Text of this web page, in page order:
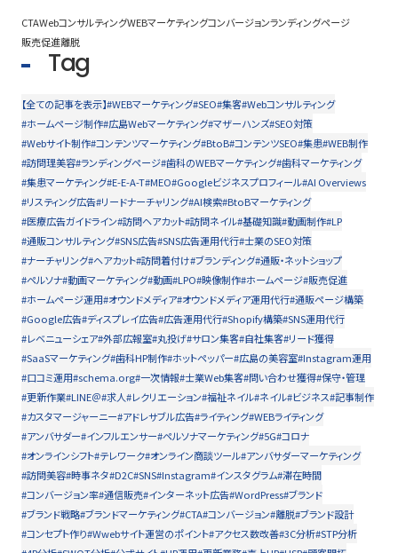
CTAWebコンサルティングWEBマーケティングコンバージョンランディングページ
販売促進離脱
Tag
【全ての記事を表示】#WEBマーケティング#SEO#集客#Webコンサルティング
#ホームページ制作#広島Webマーケティング#マザーハンズ#SEO対策
#Webサイト制作#コンテンツマーケティング#BtoB#コンテンツSEO#集患#WEB制作
#訪問理美容#ランディングページ#歯科のWEBマーケティング#歯科マーケティング
#集患マーケティング#E-E-A-T#MEO#Googleビジネスプロフィール#AI Overviews
#リスティング広告#リードナーチャリング#AI検索#BtoBマーケティング
#医療広告ガイドライン#訪問ヘアカット#訪問ネイル#基礎知識#動画制作#LP
#通販コンサルティング#SNS広告#SNS広告運用代行#士業のSEO対策
#ナーチャリング#ヘアカット#訪問着付け#ブランディング#通販・ネットショップ
#ペルソナ#動画マーケティング#動画#LPO#映像制作#ホームページ#販売促進
#ホームページ運用#オウンドメディア#オウンドメディア運用代行#通販ページ構築
#Google広告#ディスプレイ広告#広告運用代行#Shopify構築#SNS運用代行
#レベニューシェア#外部広報室#丸投げ#サロン集客#自社集客#リード獲得
#SaaSマーケティング#歯科HP制作#ホットペッパー#広島の美容室#Instagram運用
#口コミ運用#schema.org#一次情報#士業Web集客#問い合わせ獲得#保守・管理
#更新作業#LINE＠#求人#レクリエーション#福祉ネイル#ネイル#ビジネス#記事制作
#カスタマージャーニー#アドレサブル広告#ライティング#WEBライティング
#アンバサダー#インフルエンサー#ペルソナマーケティング#5G#コロナ
#オンラインシフト#テレワーク#オンライン商談ツール#アンバサダーマーケティング
#訪問美容#時事ネタ#D2C#SNS#Instagram#インスタグラム#滞在時間
#コンバージョン率#通信販売#インターネット広告#WordPress#ブランド
#ブランド戦略#ブランドマーケティング#CTA#コンバージョン#離脱#ブランド設計
#コンセプト作り#Wwebサイト運営のポイント#アクセス数改善#3C分析#STP分析